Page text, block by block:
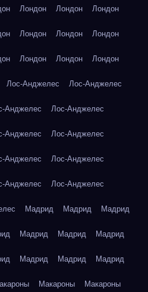
Лондон Лондон Лондон
Лондон Лондон Лондон
Лондон Лондон Лондон
Лос-Анджелес Лос-Анджелес
Анджелес Лос-Анджелес
Анджелес Лос-Анджелес
Анджелес Лос-Анджелес
Анджелес Лос-Анджелес
Мадрид Мадрид Мадрид
Мадрид Мадрид Мадрид
Мадрид Мадрид Мадрид
Макароны Макароны